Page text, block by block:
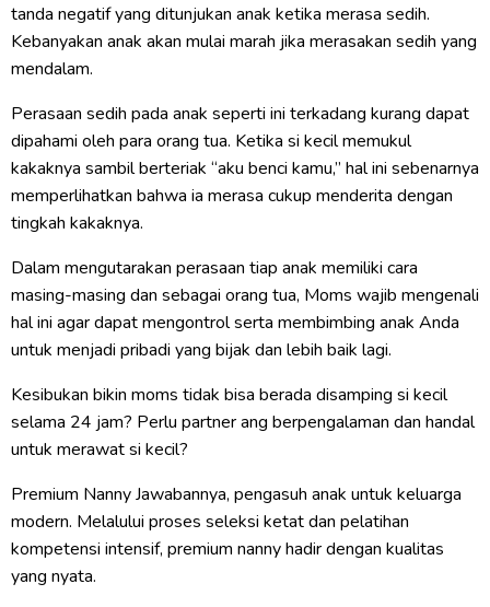
tanda negatif yang ditunjukan anak ketika merasa sedih.
Kebanyakan anak akan mulai marah jika merasakan sedih yang
mendalam.
Perasaan sedih pada anak seperti ini terkadang kurang dapat
dipahami oleh para orang tua. Ketika si kecil memukul
kakaknya sambil berteriak “aku benci kamu,” hal ini sebenarnya
memperlihatkan bahwa ia merasa cukup menderita dengan
tingkah kakaknya.
Dalam mengutarakan perasaan tiap anak memiliki cara
masing-masing dan sebagai orang tua, Moms wajib mengenali
hal ini agar dapat mengontrol serta membimbing anak Anda
untuk menjadi pribadi yang bijak dan lebih baik lagi.
Kesibukan bikin moms tidak bisa berada disamping si kecil
selama 24 jam? Perlu partner ang berpengalaman dan handal
untuk merawat si kecil?
Premium Nanny Jawabannya, pengasuh anak untuk keluarga
modern. Melalului proses seleksi ketat dan pelatihan
kompetensi intensif, premium nanny hadir dengan kualitas
yang nyata.